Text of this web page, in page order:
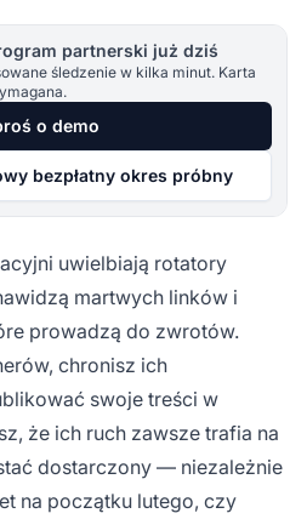
partnerski już dziś
śledzenie w kilka minut. Karta
o demo
bezpłatny okres próbny
uwielbiają rotatory
martwych linków i
prowadzą do zwrotów.
chronisz ich
swoje treści w
że ich ruch zawsze trafia na
dostarczony — niezależnie
na początku lutego, czy